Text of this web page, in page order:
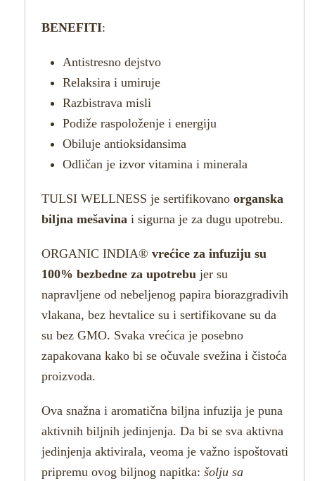
BENEFITI:
Antistresno dejstvo
Relaksira i umiruje
Razbistrava misli
Podiže raspoloženje i energiju
Obiluje antioksidansima
Odličan je izvor vitamina i minerala
TULSI WELLNESS je sertifikovano organska
biljna mešavinai sigurna je za dugu upotrebu.
ORGANIC INDIA® vrećice za infuziju su
100% bezbedne za upotrebujer su
napravljene od nebeljenog papira biorazgradivih
vlakana, bez hevtalice su i sertifikovane su da
su bez GMO. Svaka vrećica je posebno
zapakovana kako bi se očuvale svežina i čistoća
proizvoda.
Ova snažna i aromatična biljna infuzija je puna
aktivnih biljnih jedinjenja. Da bi se sva aktivna
jedinjenja aktivirala, veoma je važno ispoštovati
pripremu ovog biljnog napitka: šolju sa